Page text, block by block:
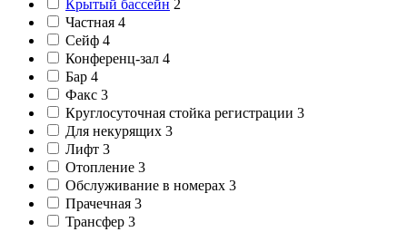
Крытый бассейн 2
Частная 4
Сейф 4
Конференц-зал 4
Бар 4
Факс 3
Круглосуточная стойка регистрации 3
Для некурящих 3
Лифт 3
Отопление 3
Обслуживание в номерах 3
Прачечная 3
Трансфер 3